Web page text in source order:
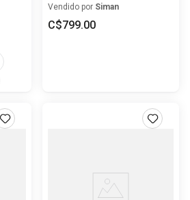
Vendido por Siman
C$799.00